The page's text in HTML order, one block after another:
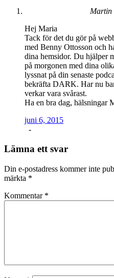
Martin
Hej Maria
Tack för det du gör på
med Benny Ottosson och
dina hemsidor. Du hjälper
på morgonen med dina
lyssnat på din senaste
bekräfta DARK. Har nu
verkar vara svårast.
Ha en bra dag, hälsningar
juni 6, 2015
-
Lämna ett svar
Din e-postadress kommer inte
märkta *
Kommentar *